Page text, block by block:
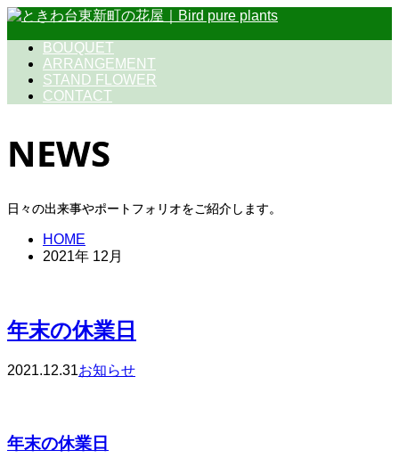
BOUQUET
ARRANGEMENT
STAND FLOWER
CONTACT
NEWS
日々の出来事やポートフォリオをご紹介します。
HOME
2021年 12月
年末の休業日
2021.12.31お知らせ
年末の休業日